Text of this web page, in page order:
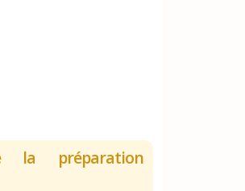
la préparation